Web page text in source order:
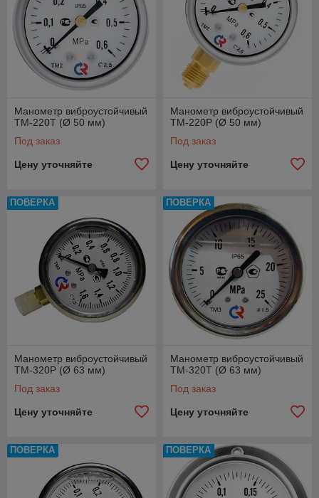
ТМ-220Т Осевое
ТМ-220Р Радиальное
ТМ-320Т
ТМ-520ТЭ
Осевое или
ТМ-520Р Радиальное
Все поставляемые манометры внесены в
Реестр СИ РБ, имеют все необходимые
сертификаты и поставляются поверенными.
Межповерочный интервал - 12
месяцев.
О
о
н
ы
Манометр виброустойчивый
ТМ-220Т (Ø 50 мм)
Под заказ
Цену уточняйте
Манометр виброустойчивый
ТМ-220Р (Ø 50 мм)
Под заказ
Цену уточняйте
ПОВЕРКА
Манометр виброустойчивый
ТМ-320Р (Ø 63 мм)
Под заказ
Цену уточняйте
ПОВЕРКА
Манометр виброустойчивый
ТМ-320Т (Ø 63 мм)
Под заказ
Цену уточняйте
ПОВЕРКА ПОВЕРКА